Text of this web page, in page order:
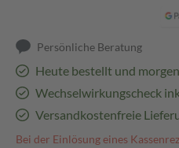
Persönliche Beratung
Heute bestellt und
Wechselwirkungscheck
Versandkostenfreie
Bei der Einlösung eines